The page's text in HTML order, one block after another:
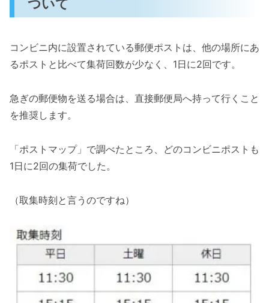
ついて
コンビニ内に設置されている郵便ポストは、他の場所にあ
るポストと比べて集荷回数が少なく、1日に2回です。
急ぎの郵便物を送る場合は、直接郵便局へ持って行くこと
を推奨します。
「ポストマップ」で調べたところ、どのコンビニポストも
1日に2回の集荷でした。
（取集時刻と言うのですね）